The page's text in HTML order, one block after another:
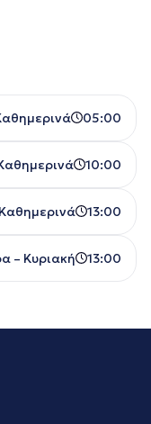
05:00
10:00
Καθημερινά 13:00
– Κυριακή 13:00